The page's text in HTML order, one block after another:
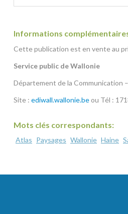
Informations
Cette publication est en vente au
Service public de Wallonie
Département de la Communication
Site : ediwall.wallonie.be ou Tél :
Mots clés correspondants:
Atlas Paysages Wallonie Haine